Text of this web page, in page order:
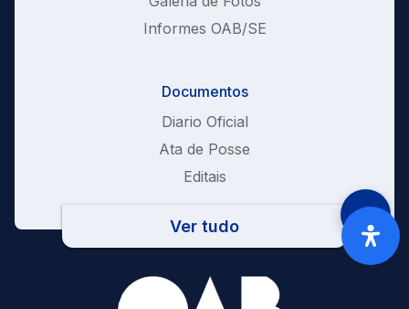
Informes OAB/SE
Documentos
Diario Oficial
Ata de Posse
Editais
Ver tudo